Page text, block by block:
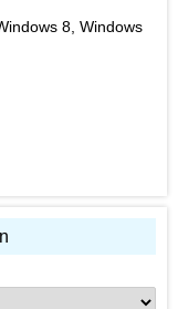
8, Windows